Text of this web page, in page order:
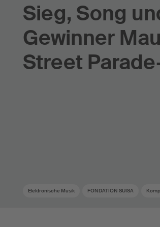
Sieg, Song
Gewinner
Street
Elektronische Musik FONDATION SUISA